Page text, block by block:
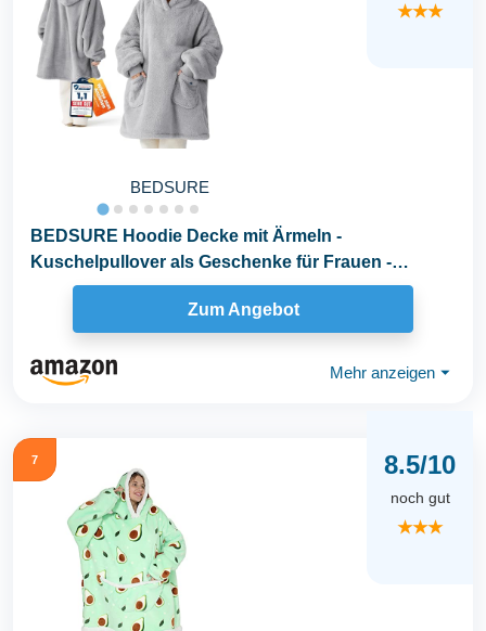
BEDSURE
★★★
BEDSURE Hoodie Decke mit Ärmeln -
Kuschelpullover als Geschenke für Frauen -
Tragbare Decke zum...
Zum Angebot
Mehr anzeigen ⏷
7 8.5/10
noch gut
★★★